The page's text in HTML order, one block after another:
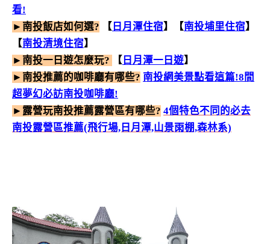
看!
►南投飯店如何選?
【 日月潭住宿】【南投埔里住宿】
【南投清境住宿】
►南投一日遊怎麼玩?
【 日月潭一日遊】
►南投推薦的咖啡廳有哪些? 南投網美景點看這篇!8間
超夢幻必訪南投咖啡廳!
►露營玩南投推薦露營區有哪些? 4個特色不同的必去
南投露營區推薦(飛行場,日月潭,山景雨棚,森林系)